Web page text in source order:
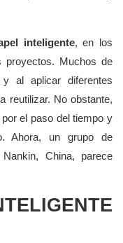
inteligente, en los
proyectos. Muchos de
al aplicar diferentes
reutilizar. No obstante,
el paso del tiempo y
Ahora, un grupo de
China, parece